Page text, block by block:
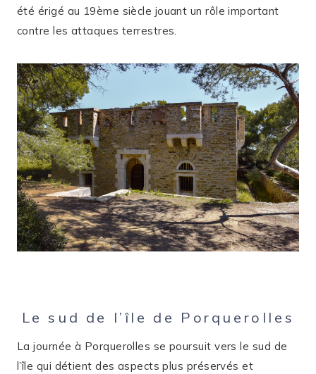
été érigé au 19ème siècle jouant un rôle important
contre les attaques terrestres.
Le sud de l’île de Porquerolles
La journée à Porquerolles se poursuit vers le sud de
l’île qui détient des aspects plus préservés et